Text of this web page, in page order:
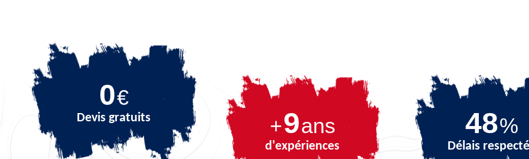
0€
Devis gratuits +9ans
d'expériences
65%
Délais